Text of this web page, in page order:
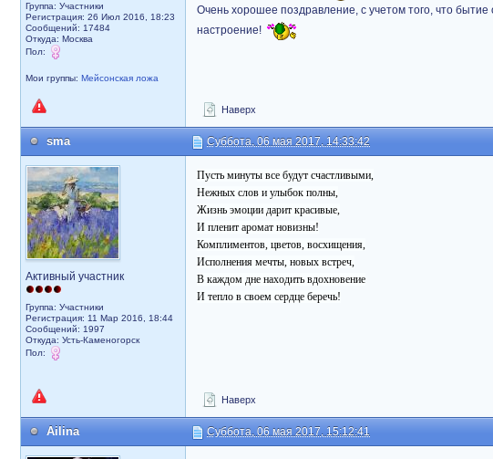
Группа: Участники
Регистрация: 26 Июл 2016, 18:23
Сообщений: 17484
Откуда: Москва
Пол:
Мои группы: Мейсонская ложа
Очень хорошее поздравление, с учетом того, что
настроение!
Наверх
sma Суббота, 06 мая 2017, 14:33:42
Активный участник
Группа: Участники
Регистрация: 11 Мар 2016, 18:44
Сообщений: 1997
Откуда: Усть-Каменогорск
Пол:
Пусть минуты все будут счастливыми,
Нежных слов и улыбок полны,
Жизнь эмоции дарит красивые,
И пленит аромат новизны!
Комплиментов, цветов, восхищения,
Исполнения мечты, новых встреч,
В каждом дне находить вдохновение
И тепло в своем сердце беречь!
Наверх
Ailina Суббота, 06 мая 2017, 15:12:41